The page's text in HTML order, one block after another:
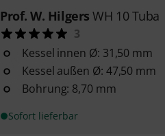
Prof. W. Hilgers WH 10 Tuba
3
Kessel innen Ø: 31,50 mm
Kessel außen Ø: 47,50 mm
Bohrung: 8,70 mm
Sofort lieferbar